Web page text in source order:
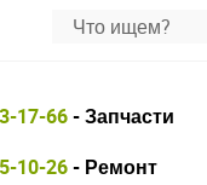
17-66- Запчасти
10-26- Ремонт